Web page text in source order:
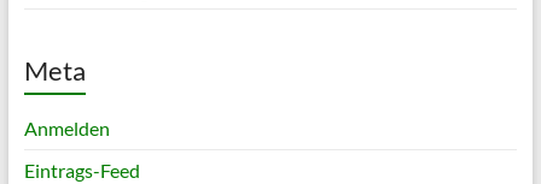
Meta
Anmelden
Eintrags-Feed